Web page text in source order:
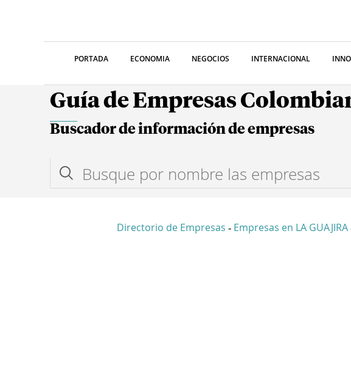
PORTADA ECONOMIA NEGOCIOS INTERNACIONAL
Guía de Empresas
Buscador de información de empresas
Directorio de Empresas - Empresas en LA GUAJIRA